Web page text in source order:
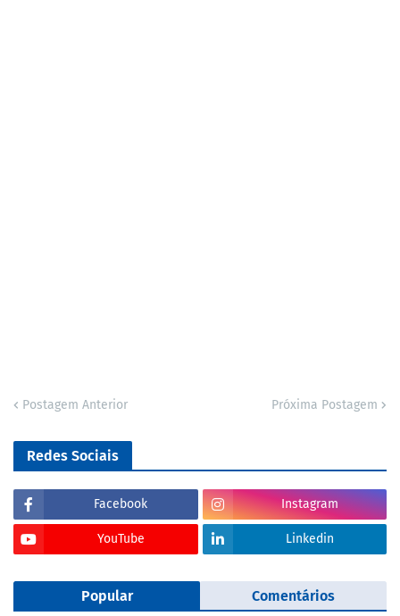
Postagem Anterior Próxima Postagem
Redes Sociais
Facebook Instagram
YouTube Linkedin
Popular Comentários